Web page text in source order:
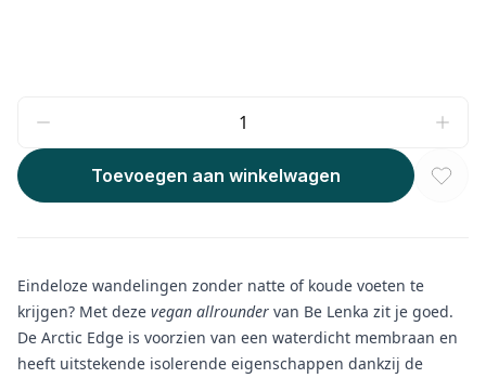
Toevoegen aan winkelwagen
Eindeloze wandelingen zonder natte of koude voeten te
krijgen? Met deze vegan allrounder van Be Lenka zit je goed.
De Arctic Edge is voorzien van een waterdicht membraan en
heeft uitstekende isolerende eigenschappen dankzij de